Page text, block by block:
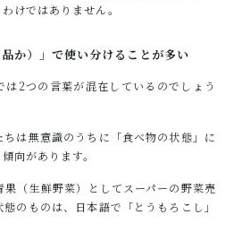
けではありません。
か）」で使い分けることが多い
2つの言葉が混在しているのでしょう
は無意識のうちに「食べ物の状態」に
向があります。
（生鮮野菜）としてスーパーの野菜売
のものは、日本語で「とうもろこし」